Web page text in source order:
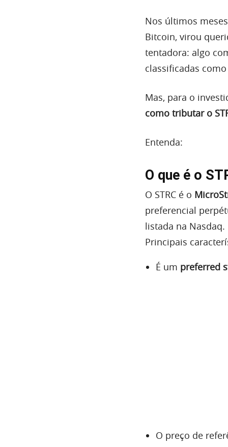
Nos últimos
Bitcoin, virou
tentadora: algo
classificadas
Mas, para o
como tributar o
Entenda:
O que é o
O STRC é o
preferencial
listada na Nasdaq.
Principais
É um preferred
O preço de